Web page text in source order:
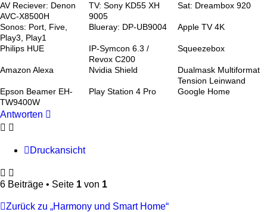
AV Reciever: Denon
AVC-X8500H
TV: Sony KD55 XH
9005
Sat: Dreambox 920
Sonos: Port, Five,
Play3, Play1
Blueray: DP-UB9004 Apple TV 4K
Philips HUE
IP-Symcon 6.3 /
Revox C200
Squeezebox
Amazon Alexa Nvidia Shield
Dualmask Multiformat
Tension Leinwand
Epson Beamer EH-
TW9400W
Play Station 4 Pro Google Home
Antworten
Druckansicht
6 Beiträge • Seite 1 von 1
Zurück zu „Harmony und Smart Home“